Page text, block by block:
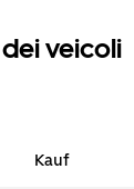
veicoli
Kauf